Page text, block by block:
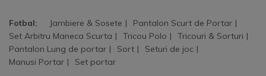
Fotbal: Jambiere & Sosete
Pantalon Scurt de Portar
Set Arbitru Maneca Scurta
Tricou Polo
Tricouri & Sorturi
Pantalon Lung de portar
Sort
Seturi de joc
Manusi Portar
Set portar